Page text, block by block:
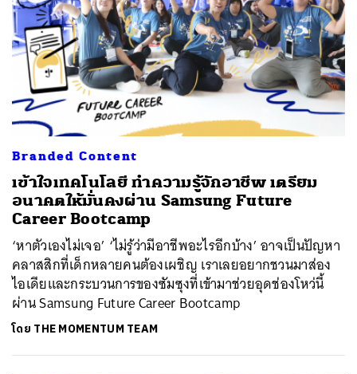
Branded Content
เข้าใจเทคโนโลยี ทำความรู้จักอาชีพ เตรียม
อนาคตให้มั่นคงผ่าน Samsung Future
Career Bootcamp
‘หาตัวเองไม่เจอ’ ‘ไม่รู้ว่ามีอาชีพอะไรอีกบ้าง’ อาจเป็นปัญหา
คลาสสิกที่เด็กหลายคนต้องเผชิญ เราเลยอยากชวนมาส่อง
ไอเดียและกระบวนการของซัมซุงที่เข้ามาช่วยอุดช่องโหว่นี้
ผ่าน Samsung Future Career Bootcamp
โดย THE MOMENTUM TEAM